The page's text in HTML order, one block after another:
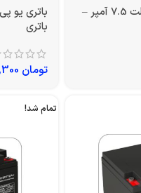
باتری یو پی اس 12ولت 7.5 آمپر –
باتری
تومان
تمام شد!